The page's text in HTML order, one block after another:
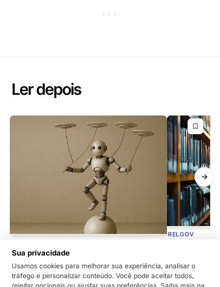
· · ·
Ler depois
Inteligência Artificial Confiável: Por que
isso importa para o seu processo de
relações governamentais?
RELGOV
A Inteligência
uma aliada
Sua privacidade
Usamos cookies para melhorar sua experiência, analisar o
tráfego e personalizar conteúdo. Você pode aceitar todos,